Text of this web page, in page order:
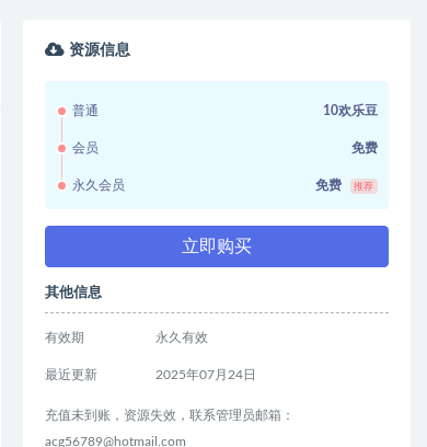
资源信息
普通 10欢乐豆
会员 免费
永久会员 免费 推荐
立即购买
其他信息
有效期 永久有效
最近更新 2025年07月24日
充值未到账，资源失效，联系管理员邮箱：
acg56789@hotmail.com